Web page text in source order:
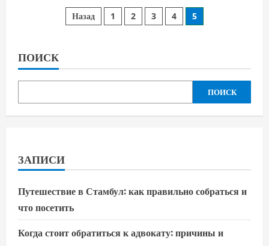
участка:
идеи
для
на
улице
Пагинация
Назад 1 2 3 4 5
ПОИСК
ПОИСК
ЗАПИСИ
Путешествие в Стамбул: как правильно собраться и
что посетить
Когда стоит обратиться к адвокату: причины и